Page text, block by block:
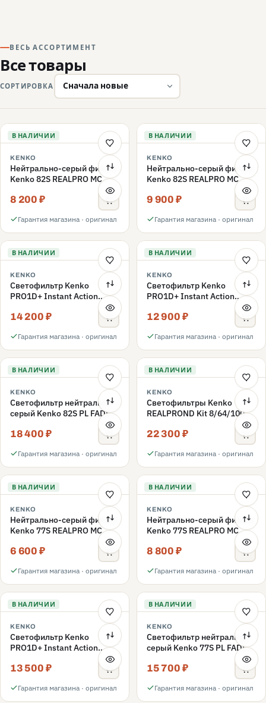
ВЕСЬ АССОРТИМЕНТ
Все товары
СОРТИРОВКА
В НАЛИЧИИ
KENKO
Нейтрально-серый фильтр
Kenko 82S REALPRO MC
8 200 ₽
Гарантия магазина · оригинал
В НАЛИЧИИ
KENKO
Нейтрально-серый фильтр
Kenko 82S REALPRO MC
9 900 ₽
Гарантия магазина · оригинал
В НАЛИЧИИ
KENKO
Светофильтр Kenko
PRO1D+ Instant Action
Variable NDX3-450+C-PLS
переменной плотности
14 200 ₽
Гарантия магазина · оригинал
В НАЛИЧИИ
KENKO
Светофильтр Kenko
PRO1D+ Instant Action
Variable NDX3-450+C-PL
переменной плотности
12 900 ₽
Гарантия магазина · оригинал
В НАЛИЧИИ
KENKO
Светофильтр нейтрально-
серый Kenko 82S PL FADER
с переменной плотностью
ND3-ND400 82mm
18 400 ₽
Гарантия магазина · оригинал
В НАЛИЧИИ
KENKO
Светофильтры Kenko
REALPROND Kit 8/64/1000
22 300 ₽
Гарантия магазина · оригинал
В НАЛИЧИИ
KENKO
Нейтрально-серый фильтр
Kenko 77S REALPRO MC
6 600 ₽
Гарантия магазина · оригинал
В НАЛИЧИИ
KENKO
Нейтрально-серый фильтр
Kenko 77S REALPRO MC
8 800 ₽
Гарантия магазина · оригинал
В НАЛИЧИИ
KENKO
Светофильтр Kenko
PRO1D+ Instant Action
Variable NDX3-450+C-PL
переменной плотности
13 500 ₽
Гарантия магазина · оригинал
В НАЛИЧИИ
KENKO
Светофильтр нейтрально-
серый Kenko 77S PL FADER
с переменной плотностью
ND3-ND400 77mm
15 700 ₽
Гарантия магазина · оригинал